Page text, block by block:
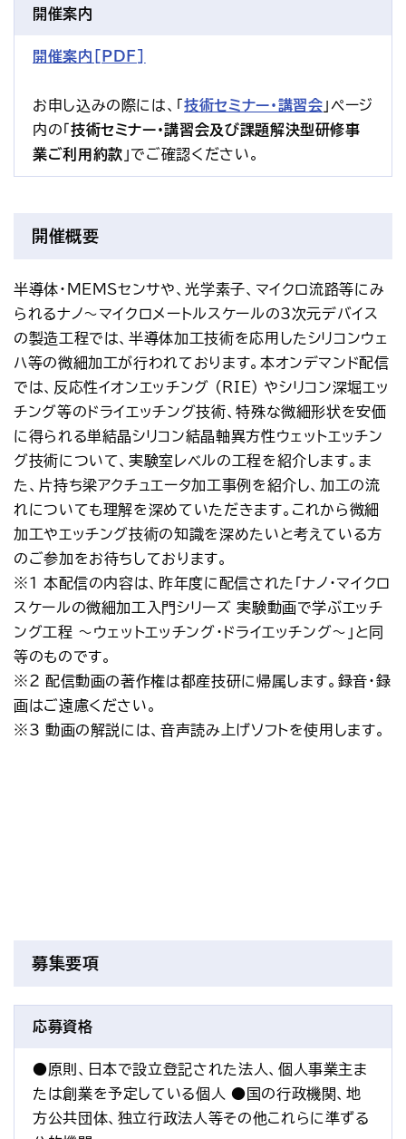
開催案内
開催案内[PDF]
お申し込みの際には、「技術セミナー・講習会 」ページ
内の「 技術セミナー・講習会及び課題解決型研修事
業ご利用約款 」でご確認ください。
開催概要
半導体・MEMSセンサや、光学素子、マイクロ流路等にみ
られるナノ～マイクロメートルスケールの3次元デバイス
の製造工程では、半導体加工技術を応用したシリコンウェ
ハ等の微細加工が行われております。本オンデマンド配信
では、反応性イオンエッチング (RIE) やシリコン深堀エッ
チング等のドライエッチング技術、特殊な微細形状を安価
に得られる単結晶シリコン結晶軸異方性ウェットエッチン
グ技術について、実験室レベルの工程を紹介します。ま
た、片持ち梁アクチュエータ加工事例を紹介し、加工の流
れについても理解を深めていただきます。これから微細
加工やエッチング技術の知識を深めたいと考えている方
のご参加をお待ちしております。
※１ 本配信の内容は、昨年度に配信された「ナノ・マイクロ
スケールの微細加工入門シリーズ 実験動画で学ぶエッチ
ング工程 ～ウェットエッチング・ドライエッチング～」と同
等のものです。
※２ 配信動画の著作権は都産技研に帰属します。録音・録
画はご遠慮ください。
※3 動画の解説には、音声読み上げソフトを使用します。
募集要項
応募資格
●原則、日本で設立登記された法人、個人事業主ま
たは創業を予定している個人 ●国の行政機関、地
方公共団体、独立行政法人等その他これらに準ずる